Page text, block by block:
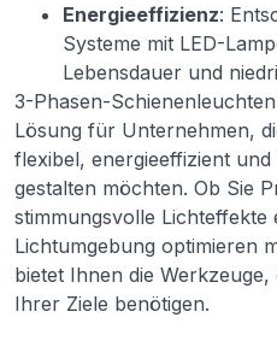
Energieeffizienz:
Systeme mit LED-
Lebensdauer und
3-Phasen-
Lösung für Unternehmen,
flexibel, energieeffizient
gestalten möchten. Ob Sie
stimmungsvolle
Lichtumgebung optimieren
bietet Ihnen die
Ihrer Ziele benötigen.